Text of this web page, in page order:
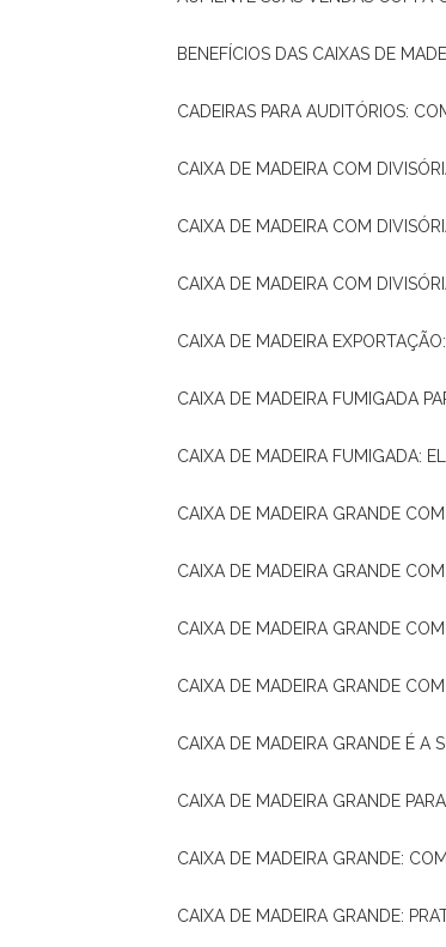
BENEFÍCIOS DAS CAIXAS DE
CADEIRAS PARA AUDITÓRIOS:
CAIXA DE MADEIRA COM
CAIXA DE MADEIRA COM
CAIXA DE MADEIRA COM
CAIXA DE MADEIRA
CAIXA DE MADEIRA FUMIGADA
CAIXA DE MADEIRA FUMIGADA:
CAIXA DE MADEIRA GRANDE
CAIXA DE MADEIRA GRANDE
CAIXA DE MADEIRA GRANDE
CAIXA DE MADEIRA GRANDE
CAIXA DE MADEIRA GRANDE É A
CAIXA DE MADEIRA GRANDE
CAIXA DE MADEIRA GRANDE:
CAIXA DE MADEIRA GRANDE: